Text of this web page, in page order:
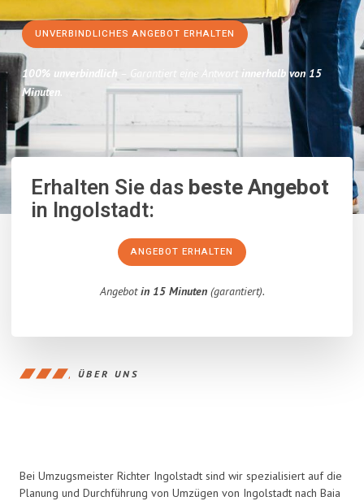
UNVERBINDLICHES ANGEBOT ERHALTEN
100% unverbindlich – Garantiert eine Antwort innerhalb von 15
Minuten.
Erhalten Sie dasbeste Angebot
in Ingolstadt:
ANGEBOT ERHALTEN
Angebotin 15 Minuten(garantiert).
ÜBER UNS
Bei Umzugsmeister Richter Ingolstadt sind wir spezialisiert auf die
Planung und Durchführung von Umzügen von Ingolstadt nach Baia